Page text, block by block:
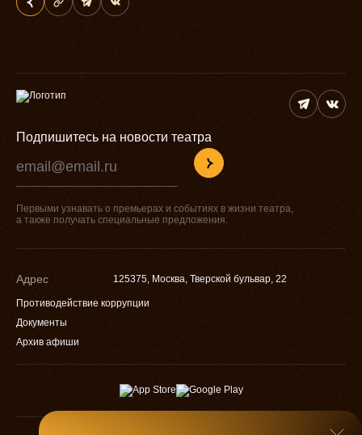
Подпишитесь на новости театра
Первыми узнавать о премьерах и событиях в жизни театра,
а также получать специальные предложения.
Противодействие коррупции
Документы
Архив афиши
Адрес 125375, Москва, Тверской бульвар, 22